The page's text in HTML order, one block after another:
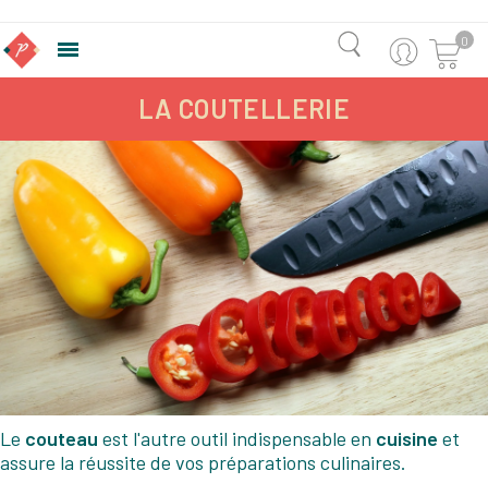
 0
LA COUTELLERIE
Le couteau est l'autre outil indispensable en cuisine et
assure la réussite de vos préparations culinaires.